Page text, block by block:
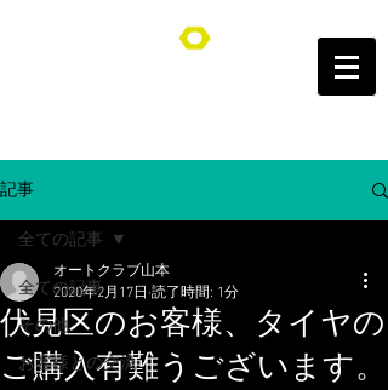
オートクラブ山本/Auto Club YAMAMOTO
記事
全ての記事
その他
お客様との交流
全ての記事
伏見区のお客様、タイヤの
ご購入有難うございます。
オートクラブ山本
2020年2月17日 読了時間: 1分